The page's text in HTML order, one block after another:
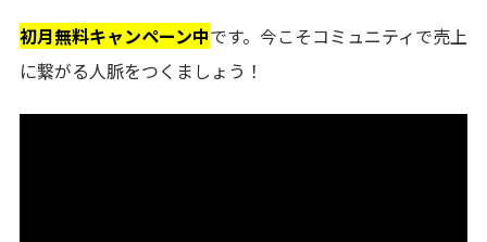
初月無料キャンペーン中です。今こそコミュニティで売上
に繋がる人脈をつくましょう！